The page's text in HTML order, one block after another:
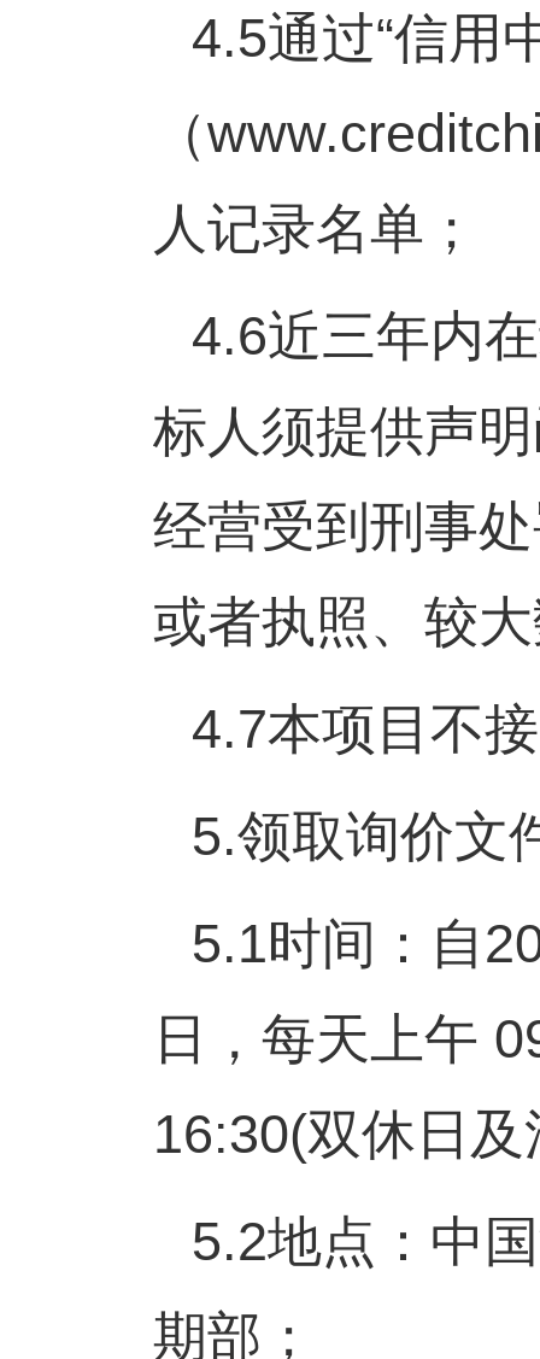
4.5通过“信用
（
人记录名单；
4.6近三年内
标人须提供声
经营受到刑事
或者执照、较
4.7本项目不
5.领取询价文
5.1时间：自
日，每天上午
16:30(双休日
5.2地点：中
期部；